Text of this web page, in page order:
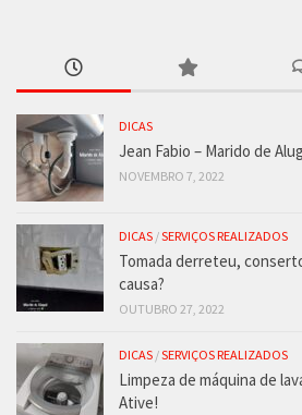
DICAS
Jean Fabio – Marido de
NOVEMBRO 7, 2022
DICAS /SERVIÇOS REALIZADOS
Tomada derreteu,
causa?
OUTUBRO 27, 2022
DICAS /SERVIÇOS REALIZADOS
Limpeza de máquina de
Ative!